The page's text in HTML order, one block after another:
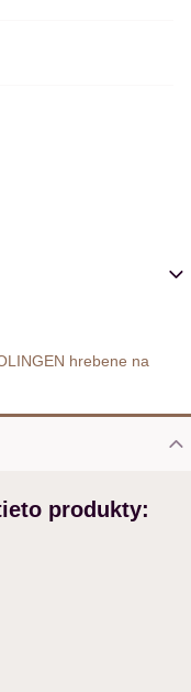
hrebene na
produkty: